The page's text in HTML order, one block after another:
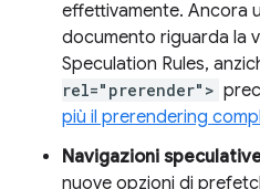
effettivamente. Ancora
documento riguarda la
Speculation Rules,
rel="prerender">
più il prerendering
Navigazioni
nuove opzioni di